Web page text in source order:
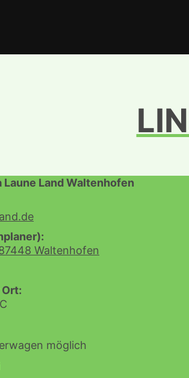
Waltenhofen
möglich